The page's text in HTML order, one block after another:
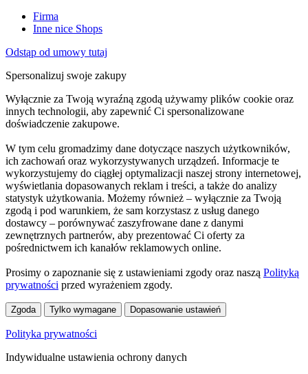
Firma
Inne nice Shops
Odstąp od umowy tutaj
Spersonalizuj swoje zakupy
Wyłącznie za Twoją wyraźną zgodą używamy plików cookie oraz
innych technologii, aby zapewnić Ci spersonalizowane
doświadczenie zakupowe.
W tym celu gromadzimy dane dotyczące naszych użytkowników,
ich zachowań oraz wykorzystywanych urządzeń. Informacje te
wykorzystujemy do ciągłej optymalizacji naszej strony internetowej,
wyświetlania dopasowanych reklam i treści, a także do analizy
statystyk użytkowania. Możemy również – wyłącznie za Twoją
zgodą i pod warunkiem, że sam korzystasz z usług danego
dostawcy – porównywać zaszyfrowane dane z danymi
zewnętrznych partnerów, aby prezentować Ci oferty za
pośrednictwem ich kanałów reklamowych online.
Prosimy o zapoznanie się z ustawieniami zgody oraz naszą Polityką
prywatności przed wyrażeniem zgody.
Zgoda Tylko wymagane Dopasowanie ustawień
Polityka prywatności
Indywidualne ustawienia ochrony danych